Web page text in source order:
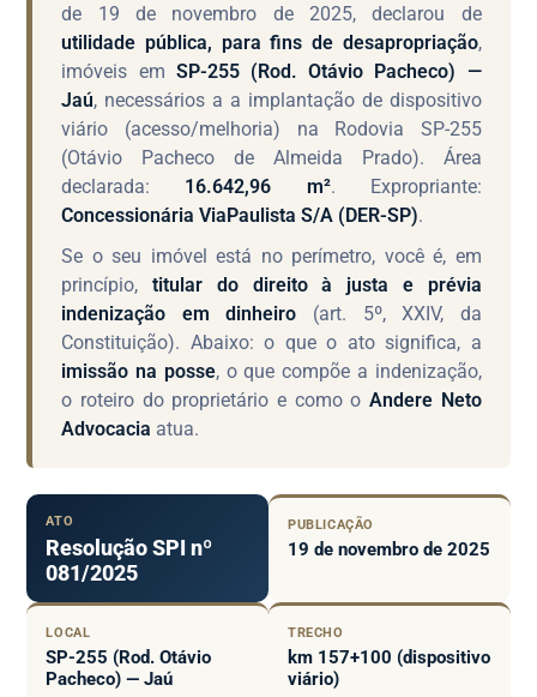
de 19 de novembro de 2025, declarou de
utilidade pública, para fins de desapropriação,
imóveis em SP-255 (Rod. Otávio Pacheco) —
Jaú, necessários a a implantação de dispositivo
viário (acesso/melhoria) na Rodovia SP-255
(Otávio Pacheco de Almeida Prado). Área
declarada: 16.642,96 m². Expropriante:
Concessionária ViaPaulista S/A (DER-SP).
Se o seu imóvel está no perímetro, você é, em
princípio,titular do direito à justa e prévia
indenização em dinheiro (art. 5º, XXIV, da
Constituição). Abaixo: o que o ato significa, a
imissão na posse, o que compõe a indenização,
o roteiro do proprietário e como o Andere Neto
Advocacia atua.
ATO
Resolução SPI nº
081/2025
PUBLICAÇÃO
19 de novembro de 2025
LOCAL
SP-255 (Rod. Otávio
Pacheco) — Jaú
TRECHO
km 157+100 (dispositivo
viário)